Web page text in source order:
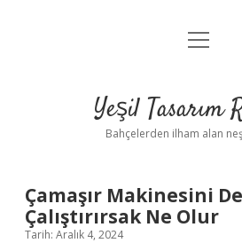
Anasayfa
Yasal Uyarı
menüyü
Yeşil Tasarım
Bahçelerden ilham alan
Çamaşır Makinesini
Çalıştırırsak Ne Olur
Tarih: Aralık 4, 2024